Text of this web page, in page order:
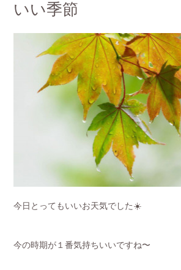
いい季節
今日とってもいいお天気でした☀️
今の時期が１番気持ちいいですね〜